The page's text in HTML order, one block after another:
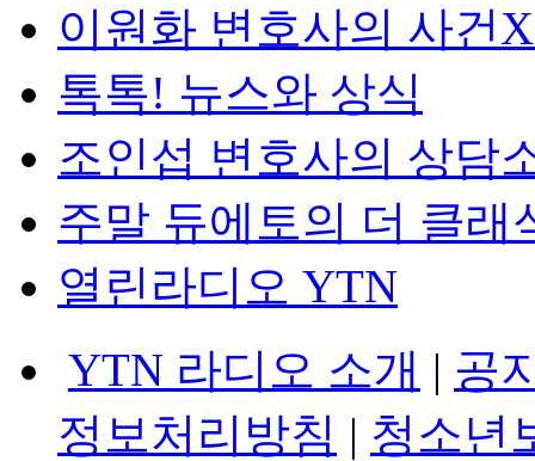
이원화 변호사의 사건
톡톡! 뉴스와 상식
조인섭 변호사의 상담
주말 듀에토의 더 클래
열린라디오 YTN
YTN 라디오 소개 | 공
정보처리방침 | 청소년